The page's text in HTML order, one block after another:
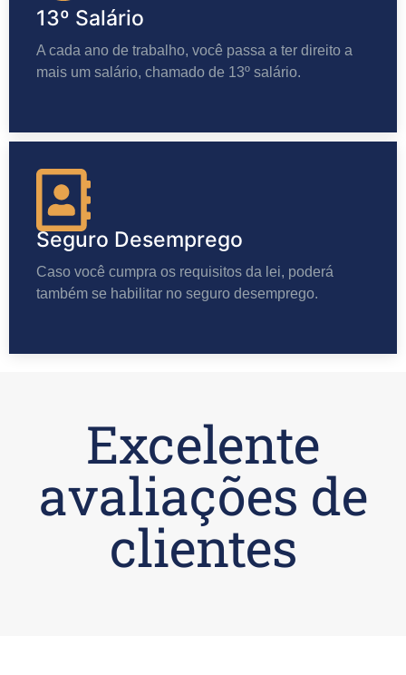
13º Salário
A cada ano de trabalho, você passa a ter direito a
mais um salário, chamado de 13º salário.
Seguro Desemprego
Caso você cumpra os requisitos da lei, poderá
também se habilitar no seguro desemprego.
Excelente
avaliações de
clientes